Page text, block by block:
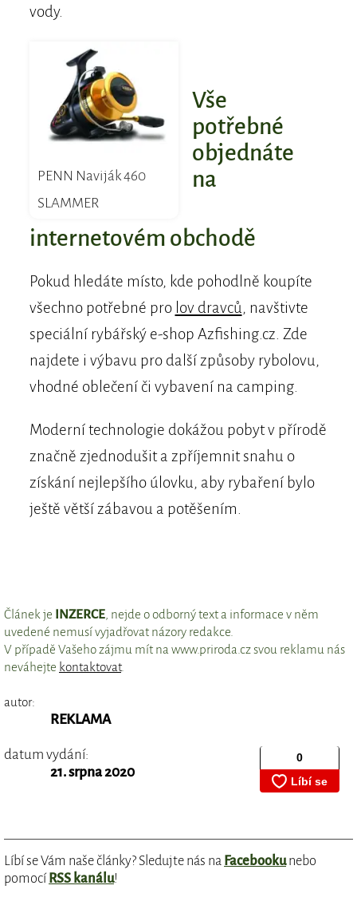
vody.
PENN Naviják 460
SLAMMER
Vše
potřebné
objednáte
na
internetovém obchodě
Pokud hledáte místo, kde pohodlně koupíte
všechno potřebné pro lov dravců, navštivte
speciální rybářský e-shop Azfishing.cz. Zde
najdete i výbavu pro další způsoby rybolovu,
vhodné oblečení či vybavení na camping.
Moderní technologie dokážou pobyt v přírodě
značně zjednodušit a zpříjemnit snahu o
získání nejlepšího úlovku, aby rybaření bylo
ještě větší zábavou a potěšením.
Článek je INZERCE , nejde o odborný text a informace v něm
uvedené nemusí vyjadřovat názory redakce.
V případě Vašeho zájmu mít na www.priroda.cz svou reklamu nás
neváhejte kontaktovat.
autor:
REKLAMA
datum vydání:
21. srpna 2020
Líbí se Vám naše články? Sledujte nás na Facebookunebo
pomocíRSS kanálu!